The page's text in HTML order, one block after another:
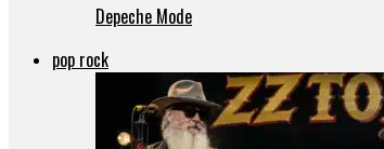
Depeche Mode
pop rock